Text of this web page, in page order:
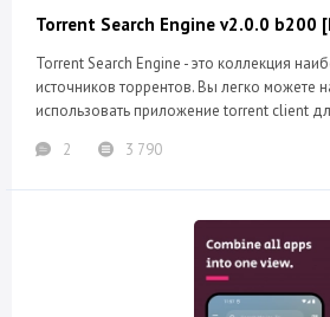
Torrent Search Engine v2.0.0 b200
Torrent Search Engine - это коллекция
источников торрентов. Вы легко можете
использовать приложение torrent client
2
3 790